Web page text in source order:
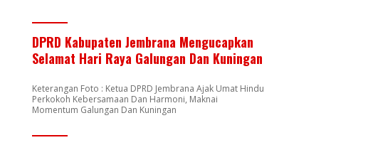
DPRD Kabupaten Jembrana Mengucapkan
Selamat Hari Raya Galungan Dan Kuningan
Keterangan Foto : Ketua DPRD Jembrana Ajak Umat Hindu
Perkokoh Kebersamaan Dan Harmoni, Maknai
Momentum Galungan Dan Kuningan